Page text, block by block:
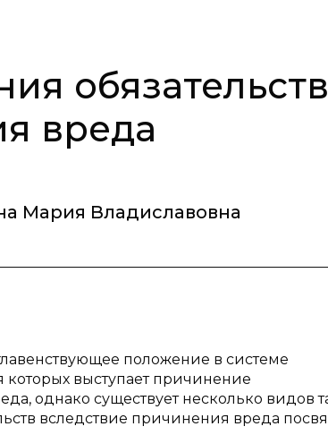
обязательств
вреда
Мария Владиславовна
положение в системе
которых выступает причинение
однако существует несколько видов
вследствие причинения вреда